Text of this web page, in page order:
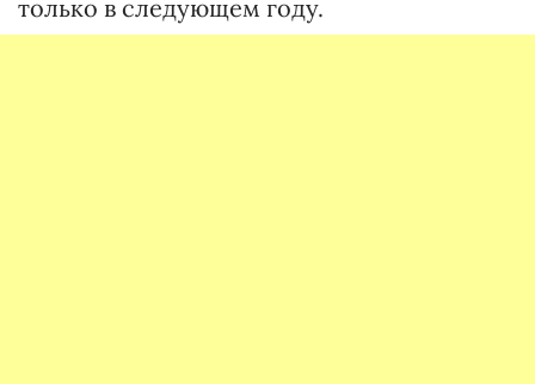
только в следующем году.